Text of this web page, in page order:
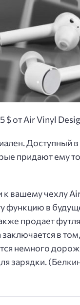
от Air Vinyl
Доступный
придают ему
вашему чехлу
функцию в
продает
в
немного
зарядки.